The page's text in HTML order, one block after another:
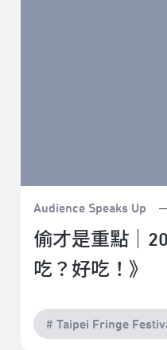
Audience Speaks Up
偷才是重點｜
吃？好吃！》
# Taipei Fringe